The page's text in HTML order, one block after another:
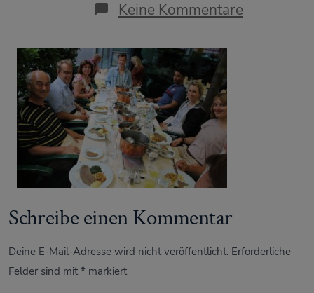
Beitrags
Keine Kommentare
Schreibe einen Kommentar
Deine E-Mail-Adresse wird nicht veröffentlicht. Erforderliche
Felder sind mit* markiert